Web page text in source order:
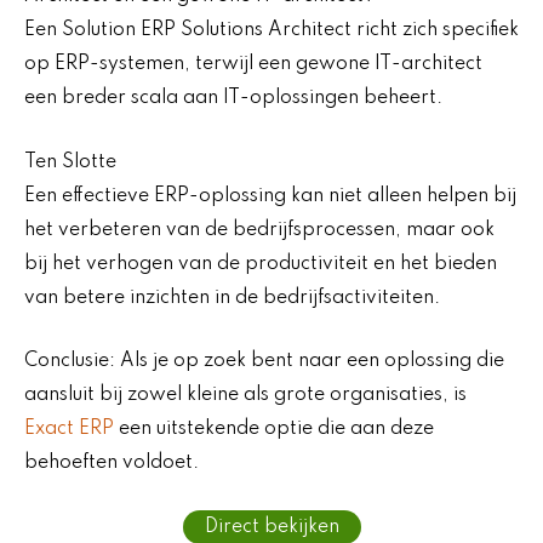
Een Solution ERP Solutions Architect richt zich specifiek
op ERP-systemen, terwijl een gewone IT-architect
een breder scala aan IT-oplossingen beheert.
Ten Slotte
Een effectieve ERP-oplossing kan niet alleen helpen bij
het verbeteren van de bedrijfsprocessen, maar ook
bij het verhogen van de productiviteit en het bieden
van betere inzichten in de bedrijfsactiviteiten.
Conclusie: Als je op zoek bent naar een oplossing die
aansluit bij zowel kleine als grote organisaties, is
Exact ERP een uitstekende optie die aan deze
behoeften voldoet.
Direct bekijken